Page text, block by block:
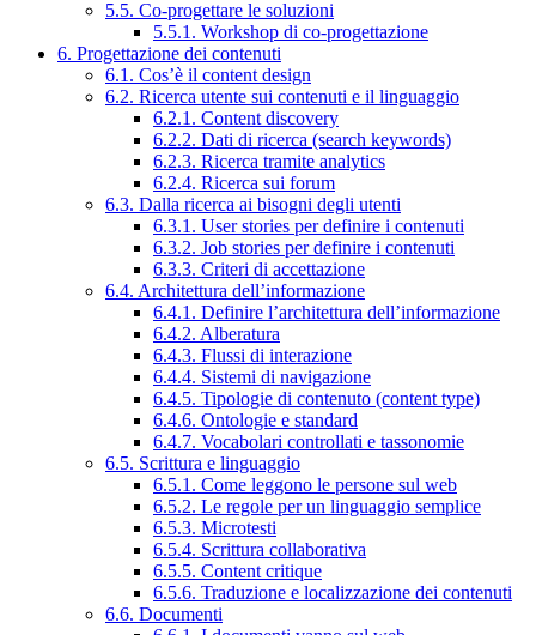
5.5. Co-progettare le soluzioni
5.5.1. Workshop di co-progettazione
6. Progettazione dei contenuti
6.1. Cos’è il content design
6.2. Ricerca utente sui contenuti e il linguaggio
6.2.1. Content discovery
6.2.2. Dati di ricerca (search keywords)
6.2.3. Ricerca tramite analytics
6.2.4. Ricerca sui forum
6.3. Dalla ricerca ai bisogni degli utenti
6.3.1. User stories per definire i contenuti
6.3.2. Job stories per definire i contenuti
6.3.3. Criteri di accettazione
6.4. Architettura dell’informazione
6.4.1. Definire l’architettura dell’informazione
6.4.2. Alberatura
6.4.3. Flussi di interazione
6.4.4. Sistemi di navigazione
6.4.5. Tipologie di contenuto (content type)
6.4.6. Ontologie e standard
6.4.7. Vocabolari controllati e tassonomie
6.5. Scrittura e linguaggio
6.5.1. Come leggono le persone sul web
6.5.2. Le regole per un linguaggio semplice
6.5.3. Microtesti
6.5.4. Scrittura collaborativa
6.5.5. Content critique
6.5.6. Traduzione e localizzazione dei contenuti
6.6. Documenti